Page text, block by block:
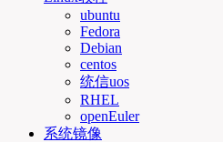
ubuntu
Fedora
Debian
centos
统信uos
RHEL
openEuler
系统镜像